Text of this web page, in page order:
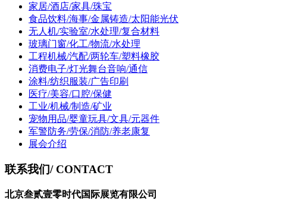
家居/酒店/家具/珠宝
食品饮料/海事/金属铸造/太阳能光伏
无人机/实验室/水处理/复合材料
玻璃门窗/化工/物流/水处理
工程机械/汽配/两轮车/塑料橡胶
消费电子/灯光舞台音响/通信
涂料/纺织服装/广告印刷
医疗/美容/口腔/保健
工业/机械/制造/矿业
宠物用品/婴童玩具/文具/元器件
军警防务/劳保/消防/养老康复
展会介绍
联系我们/ CONTACT
北京叁贰壹零时代国际展览有限公司